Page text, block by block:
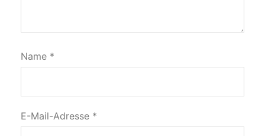
Name *
E-Mail-Adresse *